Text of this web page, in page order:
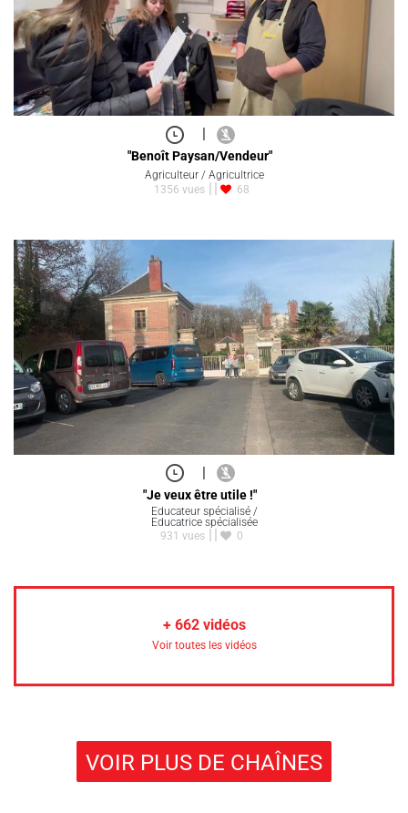
|
"Benoît Paysan/Vendeur"
Agriculteur / Agricultrice
1356 vues
68
|
"Je veux être utile !"
Educateur spécialisé /
Educatrice spécialisée
931 vues
0
+ 662vidéos
Voir toutes les vidéos
VOIR PLUS DE CHAÎNES